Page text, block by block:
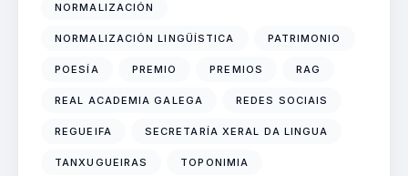
NORMALIZACIÓN
NORMALIZACIÓN LINGÜÍSTICA PATRIMONIO
POESÍA PREMIO PREMIOS RAG
REAL ACADEMIA GALEGA REDES SOCIAIS
REGUEIFA SECRETARÍA XERAL DA LINGUA
TANXUGUEIRAS TOPONIMIA